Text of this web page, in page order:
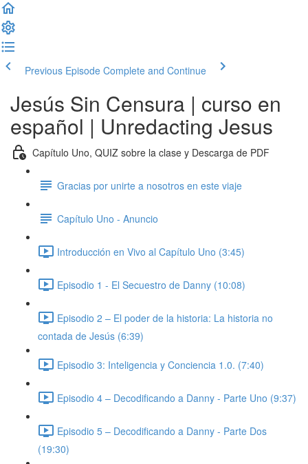
Previous Episode Complete and Continue
Jesús Sin Censura | curso en
español | Unredacting Jesus
Capítulo Uno, QUIZ sobre la clase y Descarga de PDF
Gracias por unirte a nosotros en este viaje
Capítulo Uno - Anuncio
Introducción en Vivo al Capítulo Uno (3:45)
Episodio 1 - El Secuestro de Danny (10:08)
Episodio 2 – El poder de la historia: La historia no
contada de Jesús (6:39)
Episodio 3: Inteligencia y Conciencia 1.0. (7:40)
Episodio 4 – Decodificando a Danny - Parte Uno (9:37)
Episodio 5 – Decodificando a Danny - Parte Dos
(19:30)